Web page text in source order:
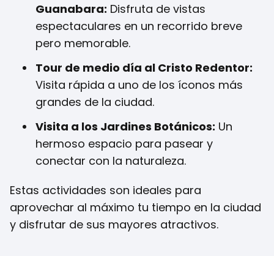
Guanabara: Disfruta de vistas
espectaculares en un recorrido breve
pero memorable.
Tour de medio día al Cristo Redentor:
Visita rápida a uno de los íconos más
grandes de la ciudad.
Visita a los Jardines Botánicos: Un
hermoso espacio para pasear y
conectar con la naturaleza.
Estas actividades son ideales para
aprovechar al máximo tu tiempo en la ciudad
y disfrutar de sus mayores atractivos.